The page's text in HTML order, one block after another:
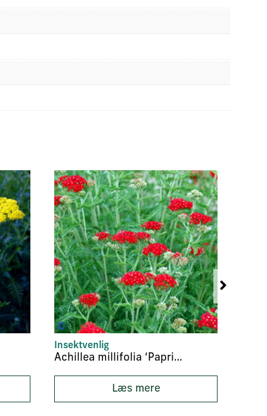
Insektvenlig
Achillea millifolia ‘Paprika’
Læs mere